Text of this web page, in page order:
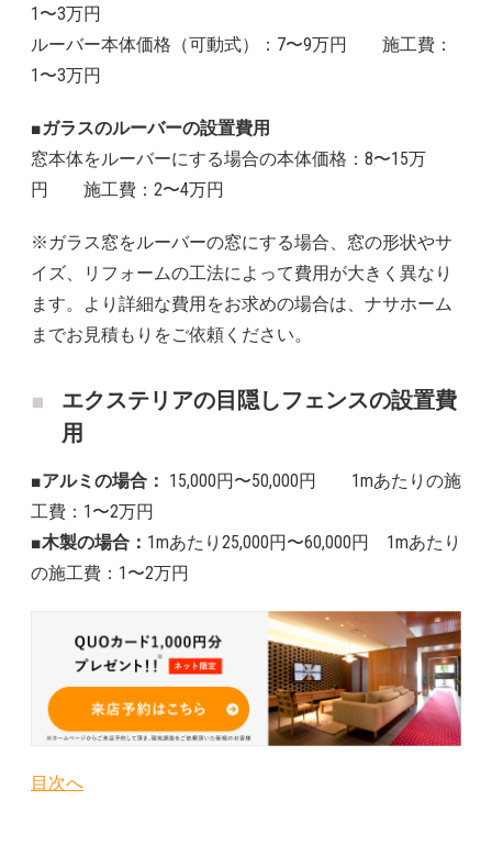
1〜3万円
ルーバー本体価格（可動式）：7〜9万円 施工費：
1〜3万円
■ガラスのルーバーの設置費用
窓本体をルーバーにする場合の本体価格：8〜15万
円 施工費：2〜4万円
※ガラス窓をルーバーの窓にする場合、窓の形状やサ
イズ、リフォームの工法によって費用が大きく異なり
ます。より詳細な費用をお求めの場合は、ナサホーム
までお見積もりをご依頼ください。
エクステリアの目隠しフェンスの設置費
用
■アルミの場合： 15,000円〜50,000円 1mあたりの施
工費：1〜2万円
■木製の場合： 1mあたり25,000円〜60,000円 1mあたり
の施工費：1〜2万円
目次へ